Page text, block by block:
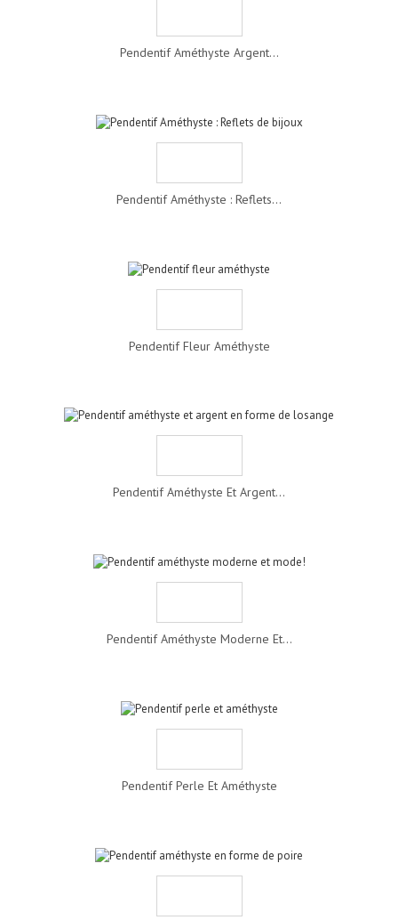
Pendentif Améthyste Argent...
Pendentif Améthyste : Reflets...
Pendentif Fleur Améthyste
Pendentif Améthyste Et Argent...
Pendentif Améthyste Moderne Et...
Pendentif Perle Et Améthyste